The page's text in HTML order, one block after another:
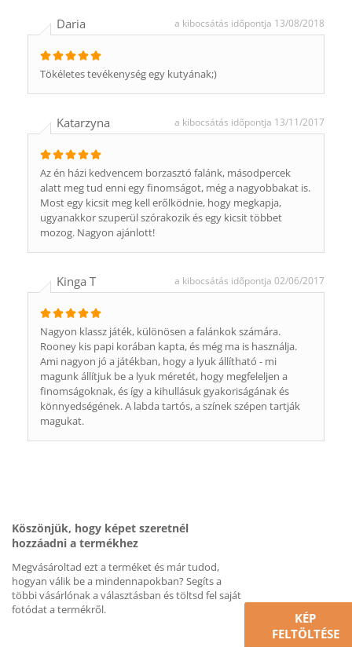
Daria a kibocsátás időpontja 13/08/2018
Tökéletes tevékenység egy kutyának;)
Katarzyna a kibocsátás időpontja 13/11/2017
Az én házi kedvencem borzasztó falánk, másodpercek
alatt meg tud enni egy finomságot, még a nagyobbakat is.
Most egy kicsit meg kell erőlködnie, hogy megkapja,
ugyanakkor szuperül szórakozik és egy kicsit többet
mozog. Nagyon ajánlott!
Kinga T a kibocsátás időpontja 02/06/2017
Nagyon klassz játék, különösen a falánkok számára.
Rooney kis papi korában kapta, és még ma is használja.
Ami nagyon jó a játékban, hogy a lyuk állítható - mi
magunk állítjuk be a lyuk méretét, hogy megfeleljen a
finomságoknak, és így a kihullásuk gyakoriságának és
könnyedségének. A labda tartós, a színek szépen tartják
magukat.
Köszönjük, hogy képet szeretnél
hozzáadni a termékhez
Megvásároltad ezt a terméket és már tudod,
hogyan válik be a mindennapokban? Segíts a
többi vásárlónak a választásban és töltsd fel saját
fotódat a termékről.
KÉP
FELTÖLTÉSE